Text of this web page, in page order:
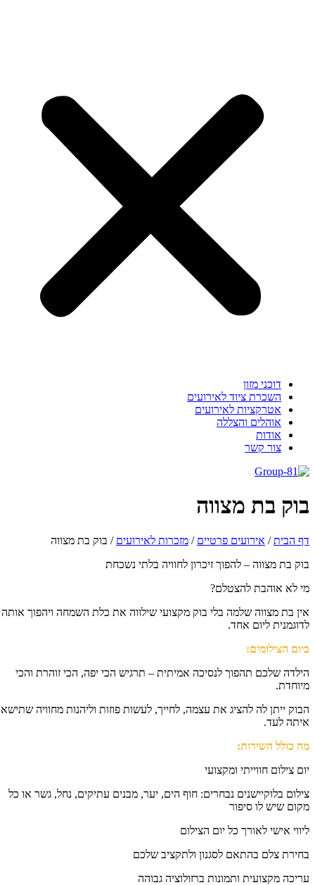
דוכני מזון
השכרת ציוד לאירועים
אטרקציות לאירועים
אוהלים והצללה
אודות
צור קשר
בת מצווה
הבית/אירועים פרטיים/מזכרות לאירועים/בוק בת מצווה
בת מצווה – להפוך זיכרון לחוויה בלתי נשכחת
לא אוהבת להצטלם?
בת מצווה שלמה בלי בוק מקצועי שילווה את כלת השמחה ויהפוך אותה
ליום אחד.
הצילומים:
שלכם תהפוך לנסיכה אמיתית – תרגיש הכי יפה, הכי זוהרת והכי
ייתן לה להציג את עצמה, לחייך, לעשות פוזות וליהנות מחוויה שתישאר
לעד.
כולל השירות:
צילום חווייתי ומקצועי
בלוקיישנים נבחרים: חוף הים, יער, מבנים עתיקים, נחל, גשר או כל
שיש לו סיפור
אישי לאורך כל יום הצילום
צלם בהתאם לסגנון ולתקציב שלכם
מקצועית ותמונות ברזולוציה גבוהה